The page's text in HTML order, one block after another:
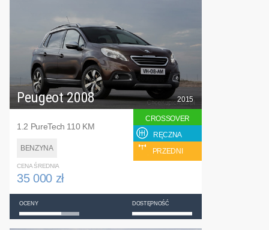
Peugeot 2008
1.2 PureTech 110 KM
BENZYNA
2015
CROSSOVER
RĘCZNA
PRZEDNI
CENA ŚREDNIA
35 000 zł
OCENY DOSTĘPNOŚĆ